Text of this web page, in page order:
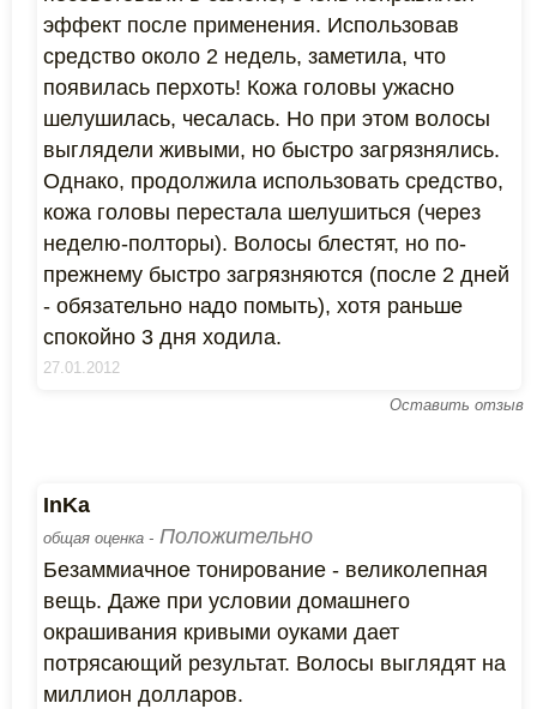
эффект после применения. Использовав
средство около 2 недель, заметила, что
появилась перхоть! Кожа головы ужасно
шелушилась, чесалась. Но при этом волосы
выглядели живыми, но быстро загрязнялись.
Однако, продолжила использовать средство,
кожа головы перестала шелушиться (через
неделю-полторы). Волосы блестят, но по-
прежнему быстро загрязняются (после 2 дней
- обязательно надо помыть), хотя раньше
спокойно 3 дня ходила.
27.01.2012
Оставить отзыв
InKa
общая оценка - Положительно
Безаммиачное тонирование - великолепная
вещь. Даже при условии домашнего
окрашивания кривыми оуками дает
потрясающий результат. Волосы выглядят на
миллион долларов.